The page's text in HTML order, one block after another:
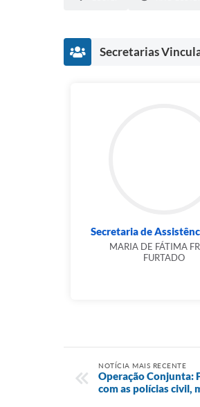
Secretarias
Secretaria de
MARIA DE FÁTIMA
FURTADO
NOTÍCIA MAIS RECENTE
Operação Conjunta:
com as polícias civil,